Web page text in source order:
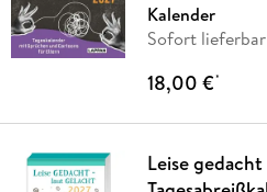
Kalender
Sofort lieferbar
18,00 €*
Leise